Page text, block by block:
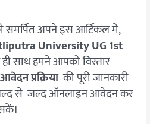
समर्पित अपने इस आर्टिकल मे,
University UG 1st
साथ हमने आपको विस्तार
प्रक्रियाकी पूरी जानकारी
से जल्द ऑनलाइन आवेदन कर